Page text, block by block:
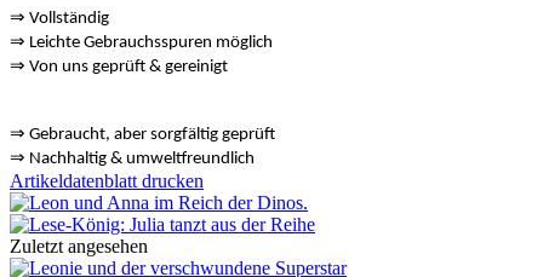
⇒ Vollständig
⇒ ️ Leichte Gebrauchsspuren möglich
⇒ Von uns geprüft & gereinigt
⇒ ️ Gebraucht, aber sorgfältig geprüft
⇒ ️ Nachhaltig & umweltfreundlich
Artikeldatenblatt drucken
Zuletzt angesehen